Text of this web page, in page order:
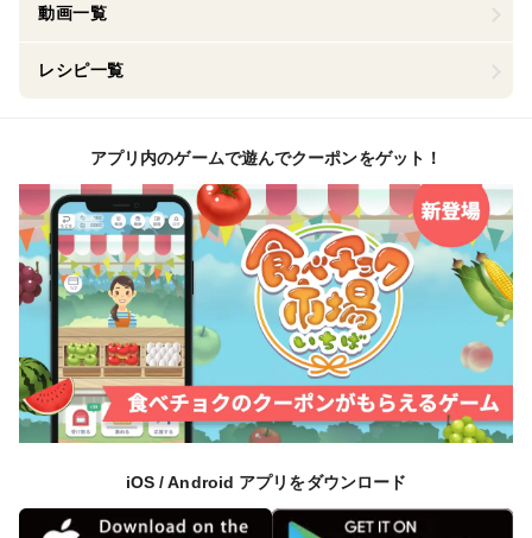
動画一覧
レシピ一覧
アプリ内のゲームで遊んでクーポンをゲット！
iOS / Android アプリをダウンロード